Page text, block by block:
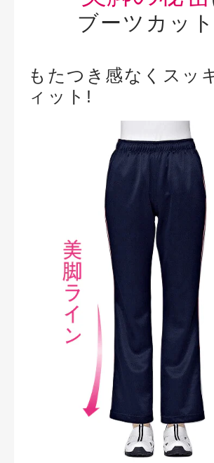
ブーツカット
もたつき感なくスッ
ィット!